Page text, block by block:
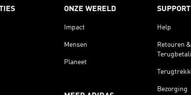
ONZE WERELD
Impact
Mensen
Planeet
SUPPORT
Help
Retouren &
Bezorging